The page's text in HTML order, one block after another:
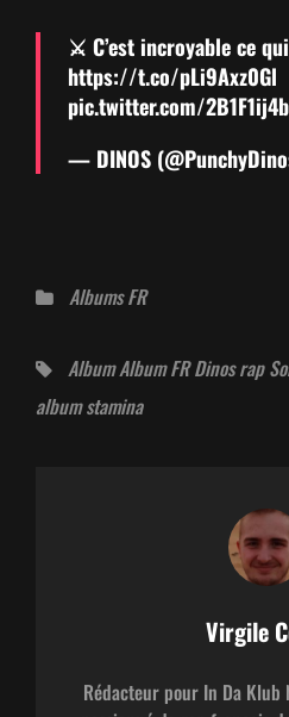
⚔️ C’est incroy­able ce
https://t.co/pLi9Axz0Gl
pic.twitter.com/
— DINOS
Catégories
Albums FR
Tags,Album Album FR Dinos rap
album stamina
Auteur:
Virgile
Rédacteur pour In Da Klub